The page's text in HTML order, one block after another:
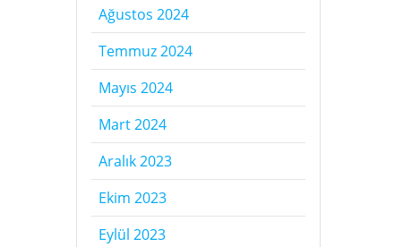
Ağustos 2024
Temmuz 2024
Mayıs 2024
Mart 2024
Aralık 2023
Ekim 2023
Eylül 2023